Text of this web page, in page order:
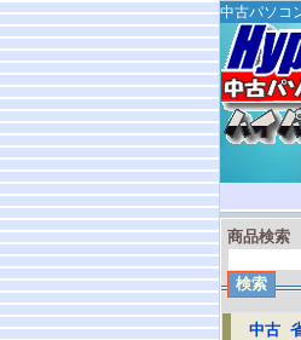
中古パソコ
商品検索
中古